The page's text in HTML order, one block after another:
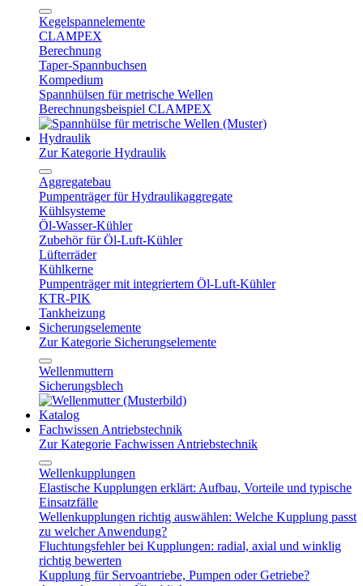
Kegelspannelemente
CLAMPEX
Berechnung
Taper-Spannbuchsen
Kompedium
Spannhülsen für metrische Wellen
Berechnungsbeispiel CLAMPEX
Hydraulik
Zur Kategorie Hydraulik
Aggregatebau
Pumpenträger für Hydraulikaggregate
Kühlsysteme
Öl-Wasser-Kühler
Zubehör für Öl-Luft-Kühler
Lüfterräder
Kühlkerne
Pumpenträger mit integriertem Öl-Luft-Kühler
KTR-PIK
Tankheizung
Sicherungselemente
Zur Kategorie Sicherungselemente
Wellenmuttern
Sicherungsblech
Katalog
Fachwissen Antriebstechnik
Zur Kategorie Fachwissen Antriebstechnik
Wellenkupplungen
Elastische Kupplungen erklärt: Aufbau, Vorteile und typische
Einsatzfälle
Wellenkupplungen richtig auswählen: Welche Kupplung passt
zu welcher Anwendung?
Fluchtungsfehler bei Kupplungen: radial, axial und winklig
richtig bewerten
Kupplung für Servoantriebe, Pumpen oder Getriebe?